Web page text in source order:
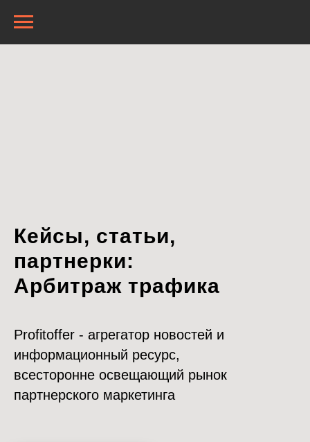
Кейсы, статьи,
партнерки:
Арбитраж трафика
Profitoffer - агрегатор новостей и
информационный ресурс,
всесторонне освещающий рынок
партнерского маркетинга